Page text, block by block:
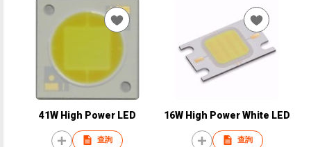
41W High Power LED
查詢
16W High Power White LED
查詢